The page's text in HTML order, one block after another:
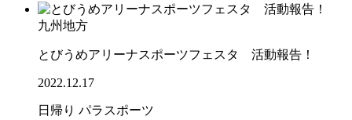
九州地方
とびうめアリーナスポーツフェスタ 活動報告！
2022.12.17
日帰り パラスポーツ